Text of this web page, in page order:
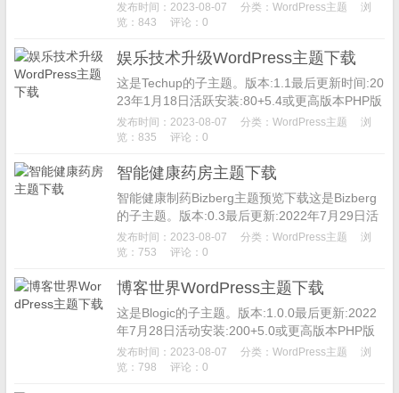
1，000以上5.1或更高...
发布时间：2023-08-07 分类： WordPress主题
浏
览：843
评论：0
娱乐技术升级WordPress主题下载
这是Techup的子主题。版本:1.1最后更新时间:20
23年1月18日活跃安装:80+5.4或更高版本PHP版
本:5.6或更高主题主页免费WP主题。娱乐-t...
发布时间：2023-08-07 分类： WordPress主题
浏
览：835
评论：0
智能健康药房主题下载
智能健康制药Bizberg主题预览下载这是Bizberg
的子主题。版本:0.3最后更新:2022年7月29日活
跃安装:500+PHP版本:5.6或更高主题主页...
发布时间：2023-08-07 分类： WordPress主题
浏
览：753
评论：0
博客世界WordPress主题下载
这是Blogic的子主题。版本:1.0.0最后更新:2022
年7月28日活动安装:200+5.0或更高版本PHP版
本:5.6或更高主题主页BlogWorld...
发布时间：2023-08-07 分类： WordPress主题
浏
览：798
评论：0